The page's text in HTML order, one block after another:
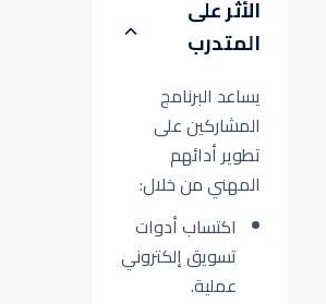
الأثر على
المتدرب
يساعد البرنامج
المشاركين على
تطوير أدائهم
المهني من خلال:
اكتساب أدوات
تسويق إلكتروني
عملية.